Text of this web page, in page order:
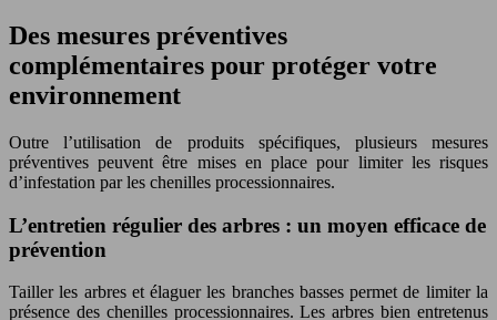
Des mesures préventives
complémentaires pour protéger votre
environnement
Outre l’utilisation de produits spécifiques, plusieurs mesures
préventives peuvent être mises en place pour limiter les risques
d’infestation par les chenilles processionnaires.
L’entretien régulier des arbres : un moyen efficace de
prévention
Tailler les arbres et élaguer les branches basses permet de limiter la
présence des chenilles processionnaires. Les arbres bien entretenus